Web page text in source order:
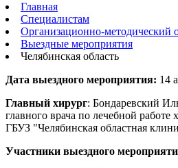
Главная
Специалистам
Организационно-методический
Выездные мероприятия
Челябинская область
Дата выездного мероприятия: 14
Главный хирург: Бондаревский
главного врача по лечебной работе
ГБУЗ "Челябинская областная
Участники выездного